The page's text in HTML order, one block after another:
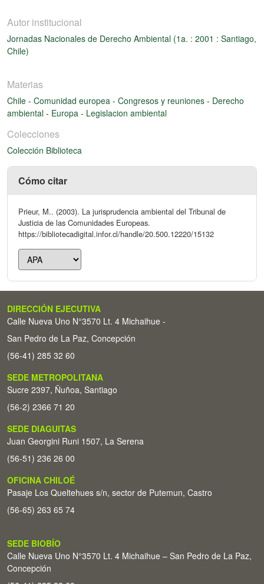
Autor institucional
Jornadas Nacionales de Derecho Ambiental (1a. : 2001 : Santiago,
Chile)
Materias
Chile - Comunidad europea - Congresos y reuniones - Derecho
ambiental - Europa - Legislacion ambiental
Colecciones
Colección Biblioteca
Cómo citar
Prieur, M.. (2003). La jurisprudencia ambiental del Tribunal de
Justicia de las Comunidades Europeas.
https://bibliotecadigital.infor.cl/handle/20.500.12220/15132
DIRECCIÓN EJECUTIVA
Calle Nueva Uno N°3570 Lt. 4 Michaihue -
San Pedro de La Paz, Concepción
(56-41) 285 32 60
SEDE METROPOLITANA
Sucre 2397, Ñuñoa, Santiago
(56-2) 2366 71 20
SEDE DIAGUITAS
Juan Georgini Runi 1507, La Serena
(56-51) 236 26 00
OFICINA CHILOÉ
Pasaje Los Queltehues s/n, sector de Putemun, Castro
(56-65) 263 65 74
SEDE BIOBÍO
Calle Nueva Uno N°3570 Lt. 4 Michaihue – San Pedro de La Paz,
Concepción